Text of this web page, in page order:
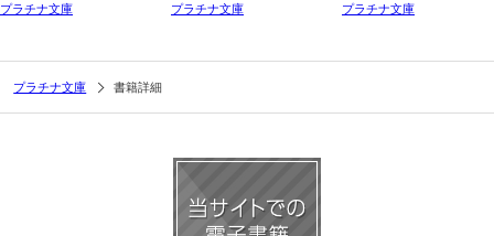
プラチナ文庫
プラチナ文庫
プラチナ文庫
プラチナ文庫 書籍詳細